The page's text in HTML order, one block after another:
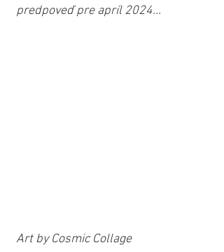
predpoveď pre apríl 2024...
Art by Cosmic Collage